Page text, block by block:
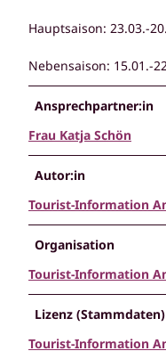
Hauptsaison: 23.03.-
Nebensaison: 15.01.-
Ansprechpartner:in
Frau Katja Schön
Autor:in
Tourist-Information
Organisation
Tourist-Information
Lizenz (Stammdaten)
Tourist-Information